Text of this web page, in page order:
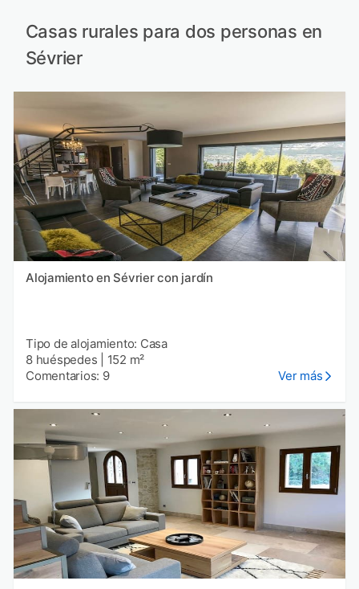
Casas rurales para dos personas en
Sévrier
Alojamiento en Sévrier con jardín
Tipo de alojamiento: Casa
8 huéspedes
152 m²
Comentarios: 9
Ver más